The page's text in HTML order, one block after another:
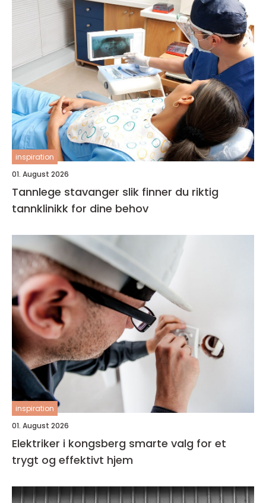
inspiration
01. August 2026
Tannlege stavanger slik finner du riktig
tannklinikk for dine behov
inspiration
01. August 2026
Elektriker i kongsberg smarte valg for et
trygt og effektivt hjem